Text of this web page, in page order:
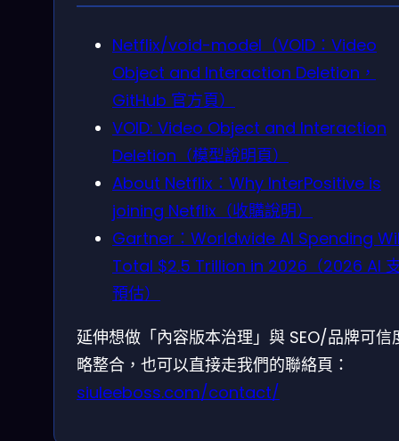
Netflix/void-model（VOID：Video
Object and Interaction Deletion，
GitHub 官方頁）
VOID: Video Object and Interaction
Deletion（模型說明頁）
About Netflix：Why InterPositive is
joining Netflix（收購說明）
Gartner：Worldwide AI Spending
Total $2.5 Trillion in 2026（2026 AI
預估）
延伸想做「內容版本治理」與 SEO/品牌可信
略整合，也可以直接走我們的聯絡頁：
siuleeboss.com/contact/